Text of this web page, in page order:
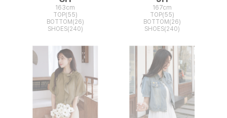
163cm
TOP(55)
BOTTOM(26)
SHOES(240)
167cm
TOP(55)
BOTTOM(26)
SHOES(240)